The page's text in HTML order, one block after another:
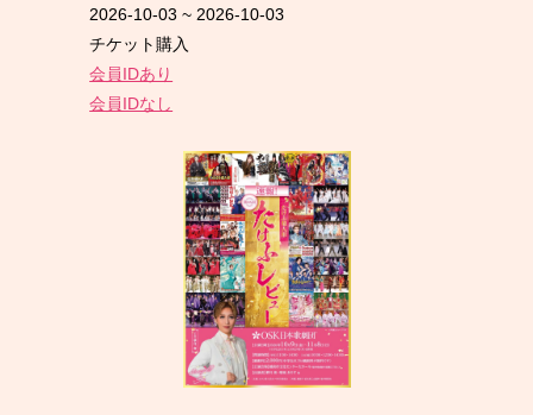
2026-10-03 ~ 2026-10-03
チケット購入
会員IDあり
会員IDなし